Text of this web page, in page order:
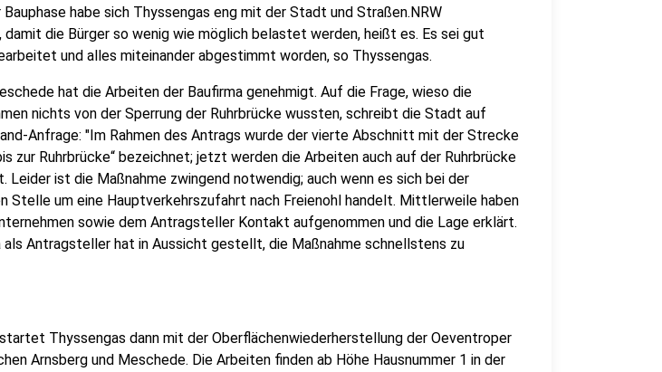
Bauphase habe sich Thyssengas eng mit der Stadt und Straßen.NRW
die Bürger so wenig wie möglich belastet werden, heißt es. Es sei gut
und alles miteinander abgestimmt worden, so Thyssengas.
hat die Arbeiten der Baufirma genehmigt. Auf die Frage, wieso die
nichts von der Sperrung der Ruhrbrücke wussten, schreibt die Stadt auf
Anfrage: "Im Rahmen des Antrags wurde der vierte Abschnitt mit der Strecke
zur Ruhrbrücke“ bezeichnet; jetzt werden die Arbeiten auch auf der Ruhrbrücke
Leider ist die Maßnahme zwingend notwendig; auch wenn es sich bei der
Stelle um eine Hauptverkehrszufahrt nach Freienohl handelt. Mittlerweile haben
sowie dem Antragsteller Kontakt aufgenommen und die Lage erklärt.
als Antragsteller hat in Aussicht gestellt, die Maßnahme schnellstens zu
Thyssengas dann mit der Oberflächenwiederherstellung der Oeventroper
Arnsberg und Meschede. Die Arbeiten finden ab Höhe Hausnummer 1 in der